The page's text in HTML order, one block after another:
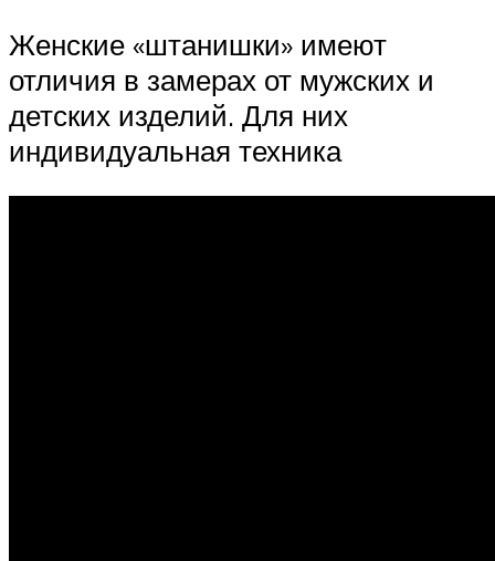
Женские «штанишки» имеют
отличия в замерах от мужских и
детских изделий. Для них
индивидуальная техника